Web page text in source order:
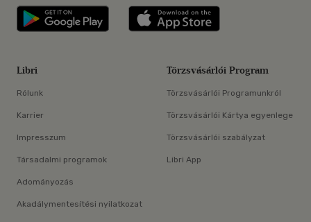
Libri applikáció Szerezd meg: Google
Libri
Rólunk
Karrier
Impresszum
Társadalmi programok
Adományozás
Akadálymentesítési nyilatkozat
Törzsvásárlói Program
Törzsvásárlói Programunkról
Törzsvásárlói Kártya egyenlege
Törzsvásárlói szabályzat
Libri App